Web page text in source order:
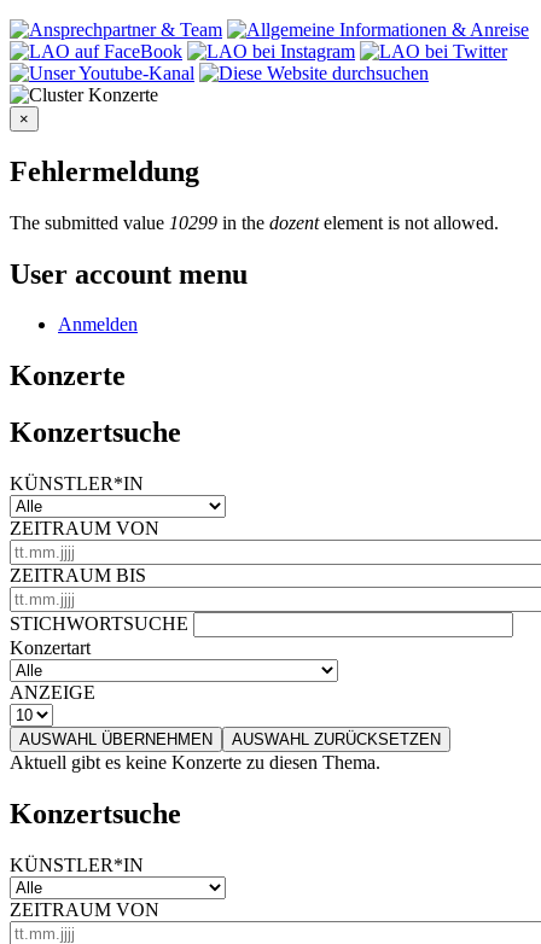
×
Fehlermeldung
The submitted value 10299 in the dozentelement is not allowed.
User account menu
Anmelden
Konzerte
Konzertsuche
KÜNSTLER*IN
ZEITRAUM VON
ZEITRAUM BIS
STICHWORTSUCHE
Konzertart
ANZEIGE
AUSWAHL ÜBERNEHMEN AUSWAHL ZURÜCKSETZEN
Aktuell gibt es keine Konzerte zu diesen Thema.
Konzertsuche
KÜNSTLER*IN
ZEITRAUM VON